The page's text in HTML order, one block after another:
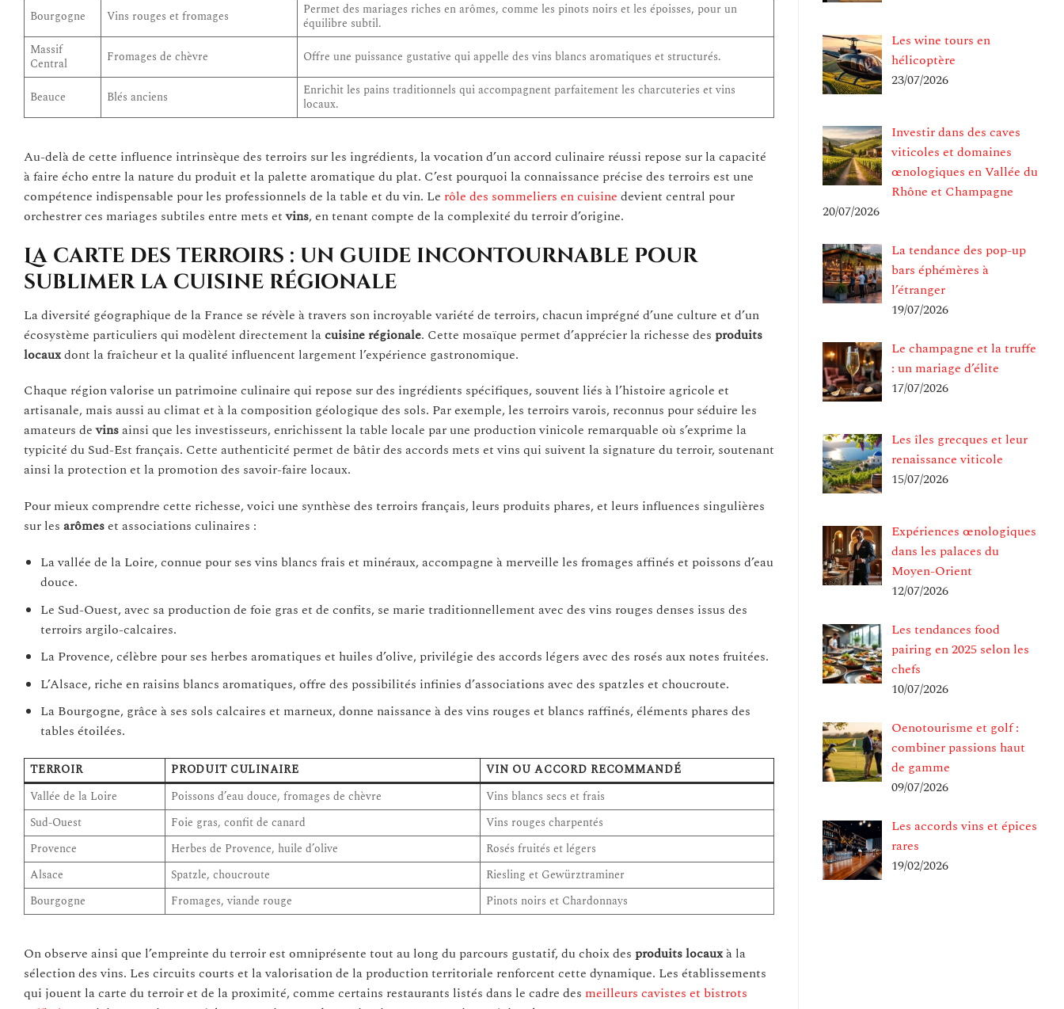
Bourgogne
Vins rouges et fromages
Permet des mariages riches en arômes, comme les pinots noirs et les époisses, pour un
équilibre subtil.
Massif
Central
Fromages de chèvre Offre une puissance gustative qui appelle des vins blancs aromatiques et structurés.
Beauce Blés anciens
Enrichit les pains traditionnels qui accompagnent parfaitement les charcuteries et vins
locaux.
Au-delà de cette influence intrinsèque des terroirs sur les ingrédients, la vocation d’un accord culinaire réussi repose sur la capacité
à faire écho entre la nature du produit et la palette aromatique du plat. C’est pourquoi la connaissance précise des terroirs est une
compétence indispensable pour les professionnels de la table et du vin. Le rôle des sommeliers en cuisine devient central pour
orchestrer ces mariages subtiles entre mets etvins, en tenant compte de la complexité du terroir d’origine.
La carte des terroirs : un guide incontournable pour
sublimer la cuisine régionale
La diversité géographique de la France se révèle à travers son incroyable variété de terroirs, chacun imprégné d’une culture et d’un
écosystème particuliers qui modèlent directement lacuisine régionale. Cette mosaïque permet d’apprécier la richesse des produits
locauxdont la fraîcheur et la qualité influencent largement l’expérience gastronomique.
Chaque région valorise un patrimoine culinaire qui repose sur des ingrédients spécifiques, souvent liés à l’histoire agricole et
artisanale, mais aussi au climat et à la composition géologique des sols. Par exemple, les terroirs varois, reconnus pour séduire les
amateurs devinsainsi que les investisseurs, enrichissent la table locale par une production vinicole remarquable où s’exprime la
typicité du Sud-Est français. Cette authenticité permet de bâtir des accords mets et vins qui suivent la signature du terroir, soutenant
ainsi la protection et la promotion des savoir-faire locaux.
Pour mieux comprendre cette richesse, voici une synthèse des terroirs français, leurs produits phares, et leurs influences singulières
sur les arômeset associations culinaires :
La vallée de la Loire, connue pour ses vins blancs frais et minéraux, accompagne à merveille les fromages affinés et poissons d’eau
douce.
Le Sud-Ouest, avec sa production de foie gras et de confits, se marie traditionnellement avec des vins rouges denses issus des
terroirs argilo-calcaires.
La Provence, célèbre pour ses herbes aromatiques et huiles d’olive, privilégie des accords légers avec des rosés aux notes fruitées.
L’Alsace, riche en raisins blancs aromatiques, offre des possibilités infinies d’associations avec des spatzles et choucroute.
La Bourgogne, grâce à ses sols calcaires et marneux, donne naissance à des vins rouges et blancs raffinés, éléments phares des
tables étoilées.
TERROIR PRODUIT CULINAIRE
VIN OU ACCORD RECOMMANDÉ
Vallée de la Loire
Poissons d’eau douce, fromages de chèvre
Vins blancs secs et frais
Sud-Ouest
Foie gras, confit de canard
Vins rouges charpentés
Provence
Herbes de Provence, huile d’olive
Rosés fruités et légers
Alsace
Spatzle, choucroute
Riesling et Gewürztraminer
Bourgogne
Fromages, viande rouge Pinots noirs et Chardonnays
On observe ainsi que l’empreinte du terroir est omniprésente tout au long du parcours gustatif, du choix des produits locauxà la
sélection des vins. Les circuits courts et la valorisation de la production territoriale renforcent cette dynamique. Les établissements
qui jouent la carte du terroir et de la proximité, comme certains restaurants listés dans le cadre des meilleurs cavistes et bistrots
Les wine tours en
hélicoptère
23/07/2026
Investir dans des caves
viticoles et domaines
œnologiques en Vallée du
Rhône et Champagne
20/07/2026
La tendance des pop-up
bars éphémères à
l’étranger
19/07/2026
Le champagne et la truffe
: un mariage d’élite
17/07/2026
Les îles grecques et leur
renaissance viticole
15/07/2026
Expériences œnologiques
dans les palaces du
Moyen-Orient
12/07/2026
Les tendances food
pairing en 2025 selon les
chefs
10/07/2026
Oenotourisme et golf :
combiner passions haut
de gamme
09/07/2026
Les accords vins et épices
rares
19/02/2026